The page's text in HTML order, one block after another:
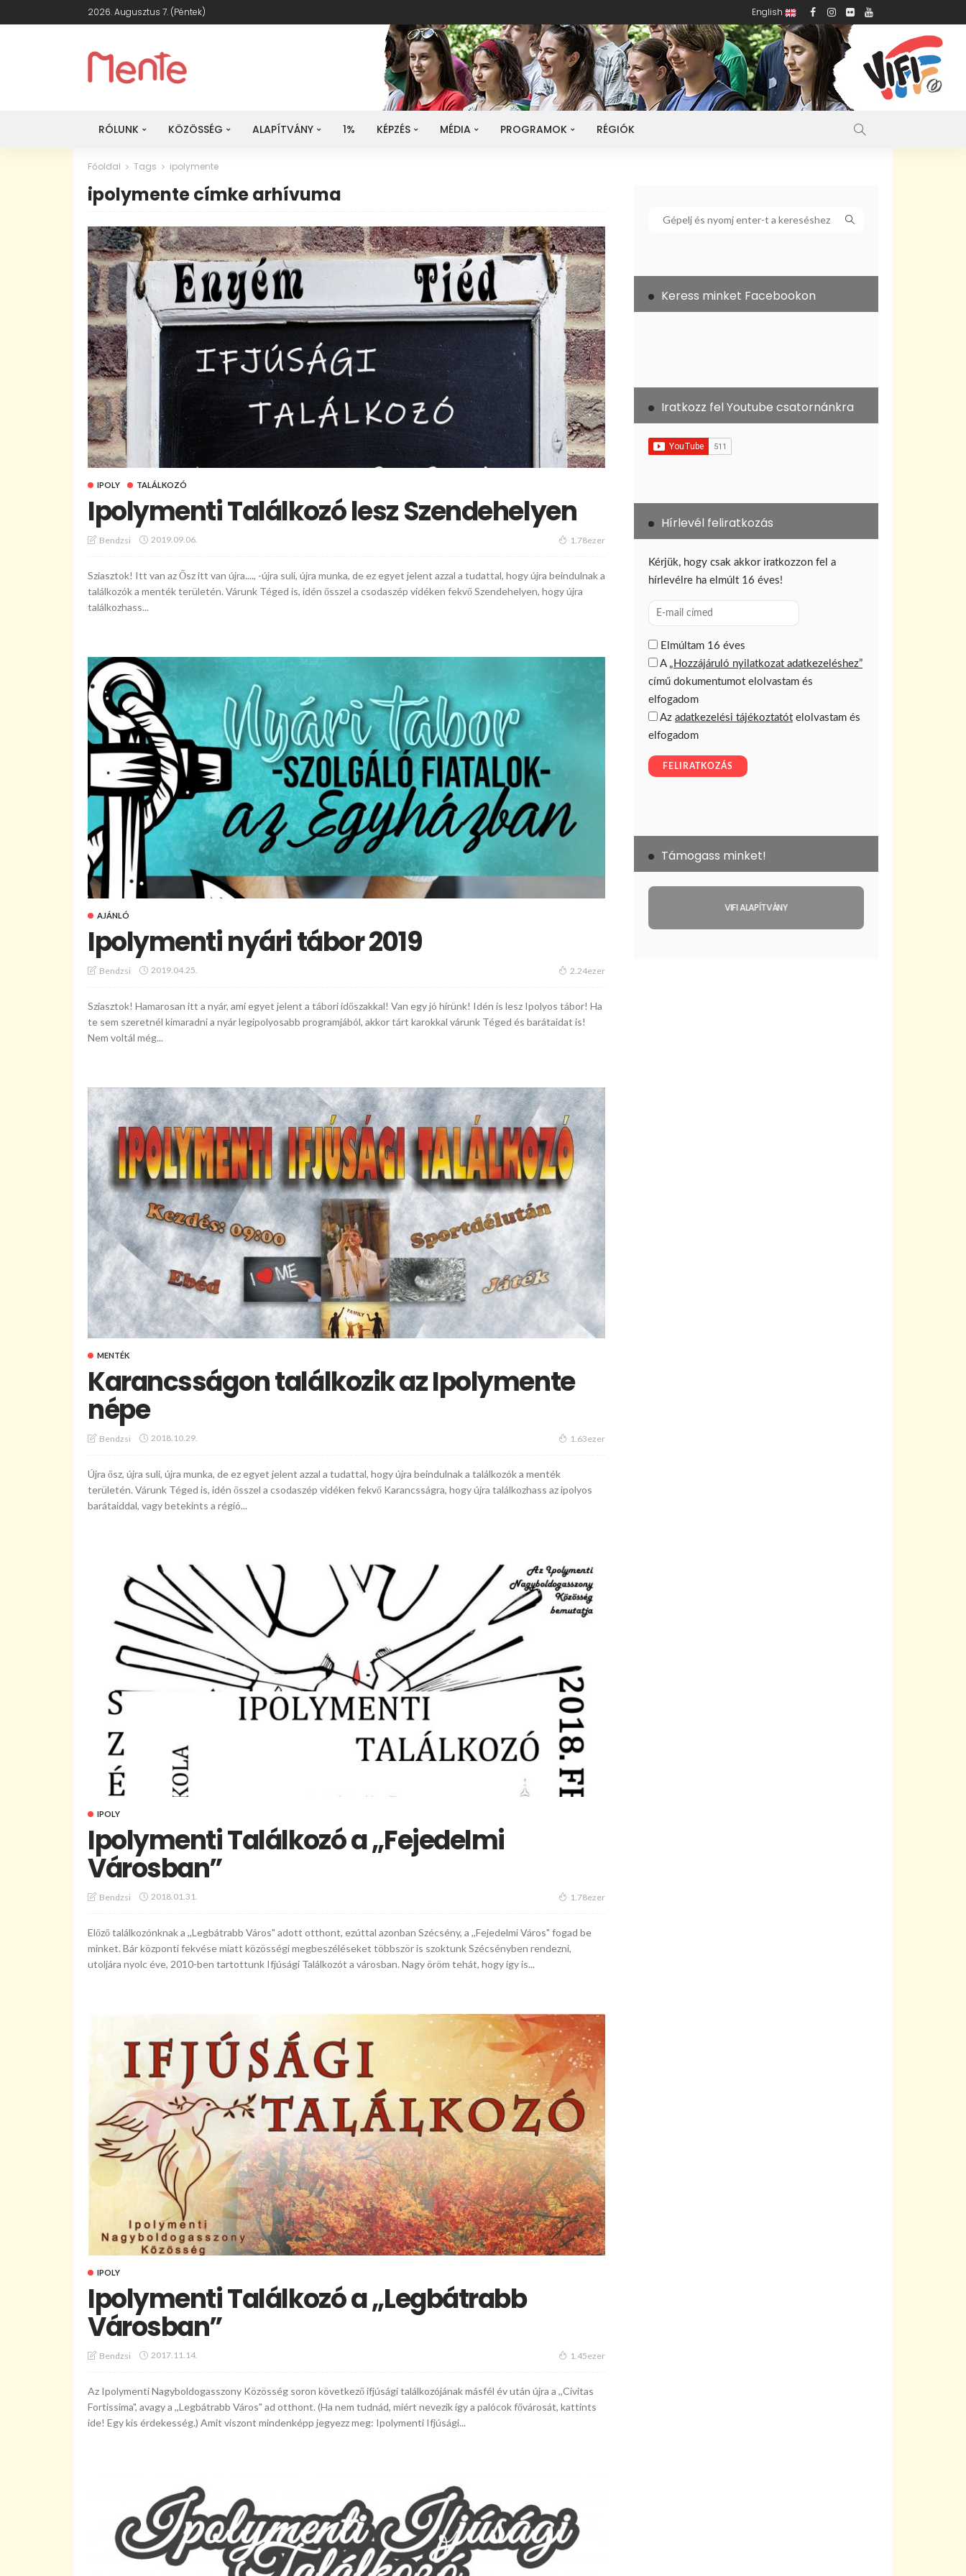
2026. Augusztus 7. (péntek) English
RÓLUNK KÖZÖSSÉG ALAPÍTVÁNY 1% KÉPZÉS MÉDIA PROGRAMOK RÉGIÓK
Főoldal Tags ipolymente
ipolymente címke arhívuma
IPOLY TALÁLKOZÓ
Ipolymenti Találkozó lesz Szendehelyen
Bendzsi 2019.09.06. 1.78ezer
Sziasztok! Itt van az Ősz itt van újra...., -újra suli, újra munka, de ez egyet jelent azzal a tudattal, hogy újra beindulnak a
találkozók a menték területén. Várunk Téged is, idén ősszel a csodaszép vidéken fekvő Szendehelyen, hogy újra
találkozhass...
AJÁNLÓ
Ipolymenti nyári tábor 2019
Bendzsi 2019.04.25. 2.24ezer
Sziasztok! Hamarosan itt a nyár, ami egyet jelent a tábori időszakkal! Van egy jó hírünk! Idén is lesz Ipolyos tábor! Ha
te sem szeretnél kimaradni a nyár legipolyosabb programjából, akkor tárt karokkal várunk Téged és barátaidat is!
Nem voltál még...
MENTÉK
Karancsságon találkozik az Ipolymente
népe
Bendzsi 2018.10.29. 1.63ezer
Újra ősz, újra suli, újra munka, de ez egyet jelent azzal a tudattal, hogy újra beindulnak a találkozók a menték
területén. Várunk Téged is, idén ősszel a csodaszép vidéken fekvő Karancsságra, hogy újra találkozhass az ipolyos
barátaiddal, vagy betekints a régió...
IPOLY
Ipolymenti Találkozó a ,,Fejedelmi
Városban”
Bendzsi 2018.01.31. 1.78ezer
Előző találkozónknak a ,,Legbátrabb Város" adott otthont, ezúttal azonban Szécsény, a ,,Fejedelmi Város" fogad be
minket. Bár központi fekvése miatt közösségi megbeszéléseket többször is szoktunk Szécsényben rendezni,
utoljára nyolc éve, 2010-ben tartottunk Ifjúsági Találkozót a városban. Nagy öröm tehát, hogy így is...
IPOLY
Ipolymenti Találkozó a ,,Legbátrabb
Városban”
Bendzsi 2017.11.14. 1.45ezer
Az Ipolymenti Nagyboldogasszony Közösség soron következő ifjúsági találkozójának másfél év után újra a ,,Civitas
Fortissima", avagy a ,,Legbátrabb Város" ad otthont. (Ha nem tudnád, miért nevezik így a palócok fővárosát, kattints
ide! Egy kis érdekesség.) Amit viszont mindenképp jegyezz meg: Ipolymenti Ifjúsági...
Keress minket Facebookon
Iratkozz fel Youtube csatornánkra
Hírlevél feliratkozás
Támogass minket!
VIFI ALAPÍTVÁNY